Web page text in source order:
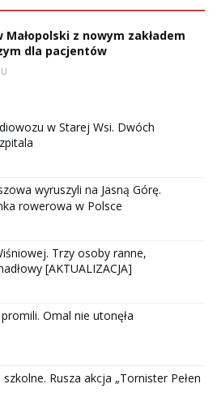
Małopolski z nowym zakładem
dla pacjentów
w Starej Wsi. Dwóch
wyruszyli na Jasną Górę.
rowerowa w Polsce
Trzy osoby ranne,
[AKTUALIZACJA]
Omal nie utonęła
Rusza akcja „Tornister Pełen